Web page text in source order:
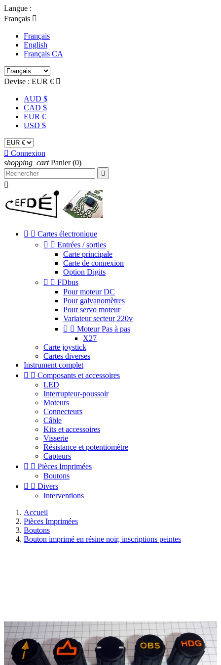
Langue :
Français 
Français
English
Français CA
Devise : EUR € 
AUD $
CAD $
EUR €
USD $
 Connexion
shopping_cart Panier (0)


  Cartes électronique
  Entrées / sorties
Carte principale
Carte de connexion
Option Digits
  FDbus
Pour moteur DC
Pour galvanomètres
Pour servo moteur
Variateur secteur 220v
  Moteur Pas à pas
X27
Carte joystick
Cartes diverses
Instrument complet
  Composants et accessoires
LED
Interrupteur-poussoir
Moteurs
Connecteurs
Câble
Kits et accessoires
Visserie
Résistance et potentiomètre
Capteurs
  Pièces Imprimées
Boutons
  Divers
Interventions
Accueil
Pièces Imprimées
Boutons
Bouton imprimé en résine noir, inscriptions peintes